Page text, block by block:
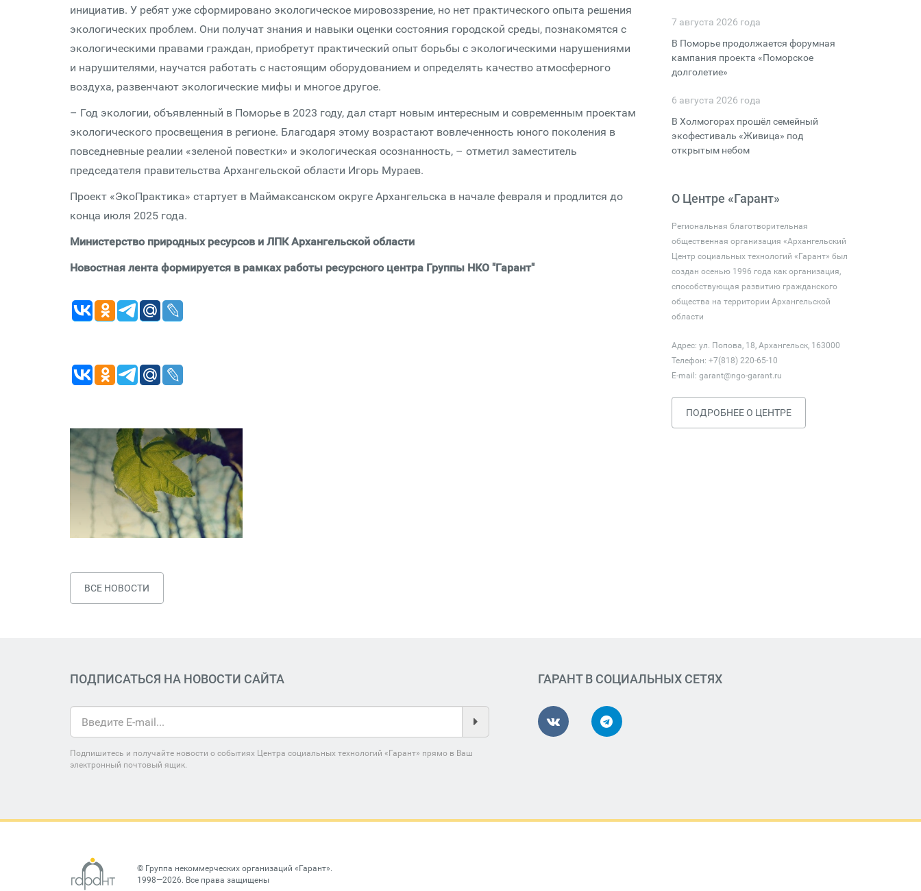
инициатив. У ребят уже сформировано экологическое мировоззрение, но нет практического опыта решения
экологических проблем. Они получат знания и навыки оценки состояния городской среды, познакомятся с
экологическими правами граждан, приобретут практический опыт борьбы с экологическими нарушениями
и нарушителями, научатся работать с настоящим оборудованием и определять качество атмосферного
воздуха, развенчают экологические мифы и многое другое.
– Год экологии, объявленный в Поморье в 2023 году, дал старт новым интересным и современным проектам
экологического просвещения в регионе. Благодаря этому возрастают вовлеченность юного поколения в
повседневные реалии «зеленой повестки» и экологическая осознанность, – отметил заместитель
председателя правительства Архангельской области Игорь Мураев.
Проект «ЭкоПрактика» стартует в Маймаксанском округе Архангельска в начале февраля и продлится до
конца июля 2025 года.
Министерство природных ресурсов и ЛПК Архангельской области
Новостная лента формируется в рамках работы ресурсного центра Группы НКО "Гарант"
ВСЕ НОВОСТИ
7 августа 2026 года
В Поморье продолжается форумная
кампания проекта «Поморское
долголетие»
6 августа 2026 года
В Холмогорах прошёл семейный
экофестиваль «Живица» под
открытым небом
О Центре «Гарант»
Региональная благотворительная
общественная организация «Архангельский
Центр социальных технологий «Гарант» был
создан осенью 1996 года как организация,
способствующая развитию гражданского
общества на территории Архангельской
области
Адрес: ул. Попова, 18, Архангельск, 163000
Телефон: +7(818) 220-65-10
E-mail: garant@ngo-garant.ru
ПОДРОБНЕЕ О ЦЕНТРЕ
ПОДПИСАТЬСЯ НА НОВОСТИ САЙТА
Подпишитесь и получайте новости о событиях Центра социальных технологий «Гарант» прямо в Ваш
электронный почтовый ящик.
ГАРАНТ В СОЦИАЛЬНЫХ СЕТЯХ
© Группа некоммерческих организаций «Гарант».
1998—2026. Все права защищены